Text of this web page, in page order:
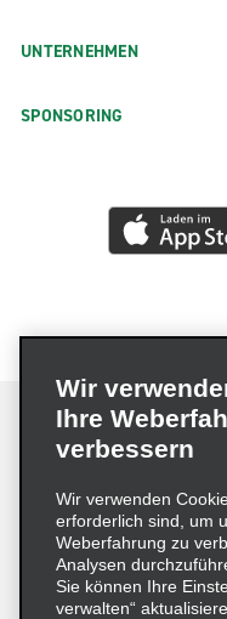
UNTERNEHMEN
SPONSORING
Impressum
Cookie-Richtlinie
Beschwerdeverfahren
Wir
Ihre
verbessern
Wir verwenden
erforderlich sind, um
Weberfahrung zu
Analysen
Sie können Ihre
verwalten“